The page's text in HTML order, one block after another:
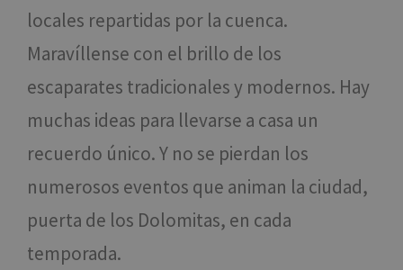
locales repartidas por la cuenca.
Maravíllense con el brillo de los
escaparates tradicionales y modernos. Hay
muchas ideas para llevarse a casa un
recuerdo único. Y no se pierdan los
numerosos eventos que animan la ciudad,
puerta de los Dolomitas, en cada
temporada.